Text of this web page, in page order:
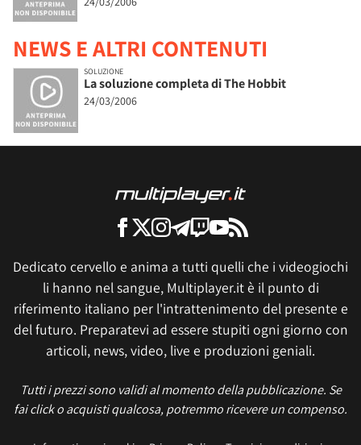
NEWS E ALTRI CONTENUTI
SOLUZIONE
La soluzione completa di The Hobbit
24/03/2006
Dedicato cervello e anima a tutti quelli che i videogiochi
li hanno nel sangue, Multiplayer.it è il punto di
riferimento italiano per l'intrattenimento del presente e
del futuro. Preparatevi ad essere stupiti ogni giorno con
articoli, news, video, live e produzioni geniali.
Tutti i prezzi sono validi al momento della pubblicazione. Se
fai click o acquisti qualcosa, potremmo ricevere un compenso.